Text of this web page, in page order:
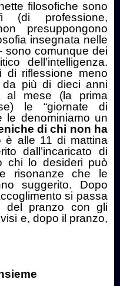
filosofiche sono
(di professione,
presuppongono
insegnata nelle
sono comunque dei
dell’intelligenza.
di riflessione meno
da più di dieci anni
al mese (la prima
le “giornate di
le denominiamo un
di chi non ha
è alle 11 di mattina
dall’incaricato di
chi lo desideri può
risonanze che le
suggerito. Dopo
si passa
del pranzo con gli
e, dopo il pranzo,